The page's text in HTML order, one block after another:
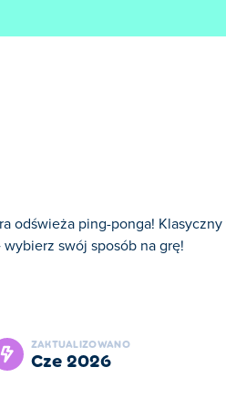
odświeża ping-ponga!
swój sposób na grę!
grę w tenisa stołowego
w trybie Bug Hunt lub podejmij
nagrody. Czy jesteś gotowy,
ZAKTUALIZOWANO
cze 2026